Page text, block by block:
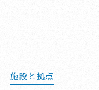
施設と拠点